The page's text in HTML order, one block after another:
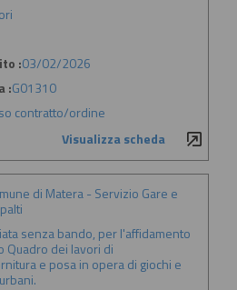
:03/02/2026
:G01310
contratto/ordine
Visualizza scheda
di Matera - Servizio Gare e
senza bando, per l'affidamento
Quadro dei lavori di
e posa in opera di giochi e